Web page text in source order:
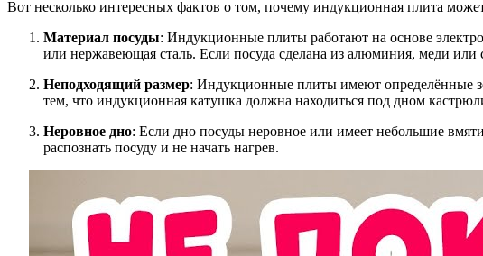
Вот несколько интересных фактов о том, почему индукционная плита
Материал посуды: Индукционные плиты работают на основе
или нержавеющая сталь. Если посуда сделана из алюминия, меди или
Неподходящий размер: Индукционные плиты имеют определённые
тем, что индукционная катушка должна находиться под дном
Неровное дно: Если дно посуды неровное или имеет небольшие
распознать посуду и не начать нагрев.